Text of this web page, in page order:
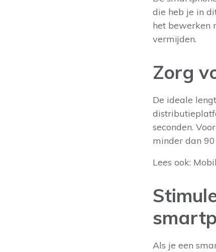
die heb je in
het bewerken
vermijden.
Zorg
De ideale
seconden.
minder dan 90
Lees ook:
Als je een